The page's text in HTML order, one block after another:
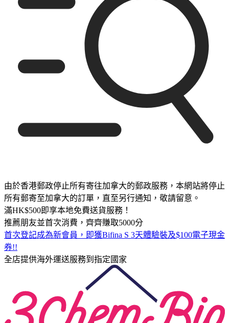
由於香港郵政停止所有寄往加拿大的郵政服務，本網站將停止
所有郵寄至加拿大的訂單，直至另行通知，敬請留意。
滿HK$500即享本地免費送貨服務！
推薦朋友並首次消費，齊齊賺取5000分
首次登記成為新會員，即獲Bifina S 3天體驗裝及$100電子現金
券!!
全店提供海外運送服務到指定國家